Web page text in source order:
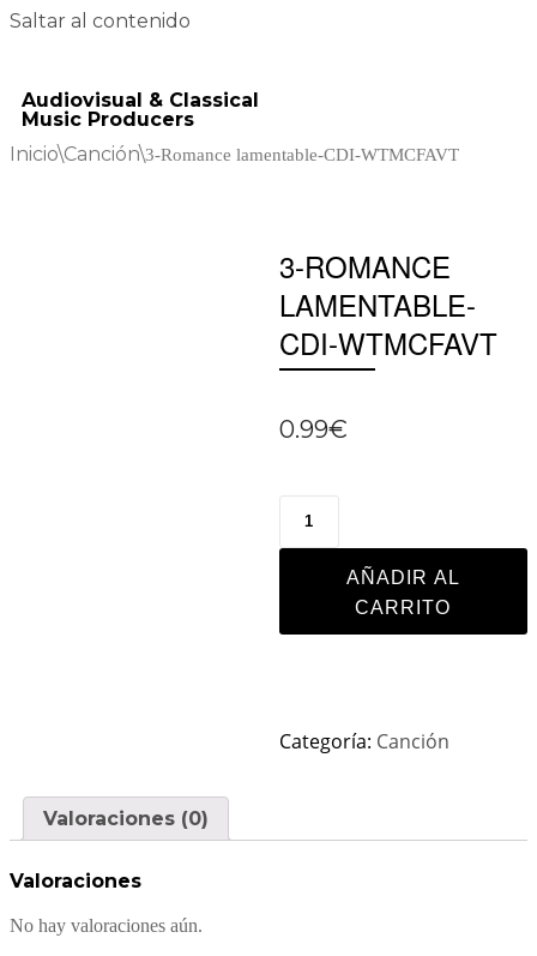
Saltar al contenido
Audiovisual & Classical
Music Producers
Inicio\Canción\3-Romance lamentable-CDI-WTMCFAVT
3-ROMANCE
LAMENTABLE-
CDI-WTMCFAVT
0.99€
AÑADIR AL
CARRITO
Categoría: Canción
Valoraciones (0)
Valoraciones
No hay valoraciones aún.